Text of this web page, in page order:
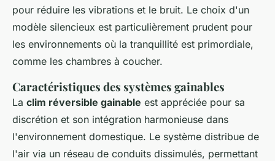
pour réduire les vibrations et le bruit. Le choix d'un
modèle silencieux est particulièrement prudent pour
les environnements où la tranquillité est primordiale,
comme les chambres à coucher.
Caractéristiques des systèmes gainables
La clim réversible gainable est appréciée pour sa
discrétion et son intégration harmonieuse dans
l'environnement domestique. Le système distribue de
l'air via un réseau de conduits dissimulés, permettant